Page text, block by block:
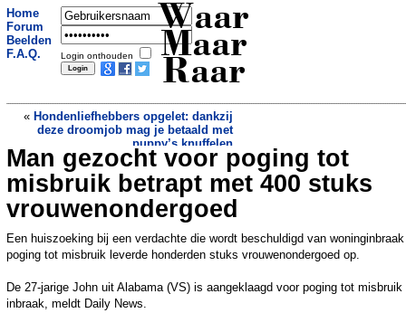
Home
Forum
Beelden
F.A.Q.
Login onthouden
Waar
Maar
Raar
« Hondenliefhebbers opgelet: dankzij
deze droomjob mag je betaald met
puppy’s knuffelen
Alligator valt bejaarde man aan die met
fiets in het water belandt in Florida
Man gezocht voor poging tot
misbruik betrapt met 400 stuks
vrouwenondergoed
Een huiszoeking bij een verdachte die wordt beschuldigd van
poging tot misbruik leverde honderden stuks vrouwenondergoed op.
De 27-jarige John uit Alabama (VS) is aangeklaagd voor poging tot misbruik
inbraak, meldt Daily News.